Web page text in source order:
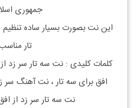
جمهوری
این نت بصورت بسیار ساده
تار
کلمات کلیدی : نت سه تارسر زد
افق برای سه تار، نت آهنگ سر
نت سه تار سر زد از